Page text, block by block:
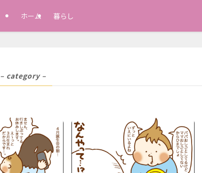
ホーム 暮らし
– category –